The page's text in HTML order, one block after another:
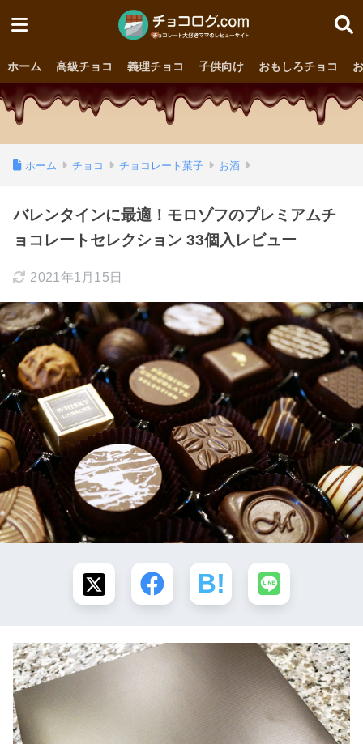
ホーム 高級チョコ 義理チョコ 子供向け おもしろチョコ
ホーム チョコ チョコレート菓子 お酒
バレンタインに最適！モロゾフのプレミアムチ
ョコレートセレクション 33個入レビュー
2021年1月15日